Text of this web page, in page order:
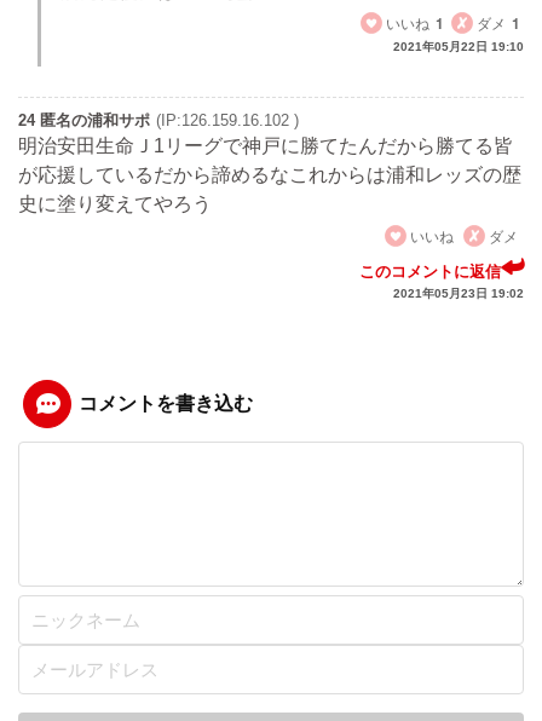
いいね 1 ダメ 1
2021年05月22日 19:10
24 匿名の浦和サポ (IP:126.159.16.102 )
明治安田生命Ｊ1リーグで神戸に勝てたんだから勝てる皆
が応援しているだから諦めるなこれからは浦和レッズの歴
史に塗り変えてやろう
いいね
ダメ
このコメントに返信
2021年05月23日 19:02
コメントを書き込む